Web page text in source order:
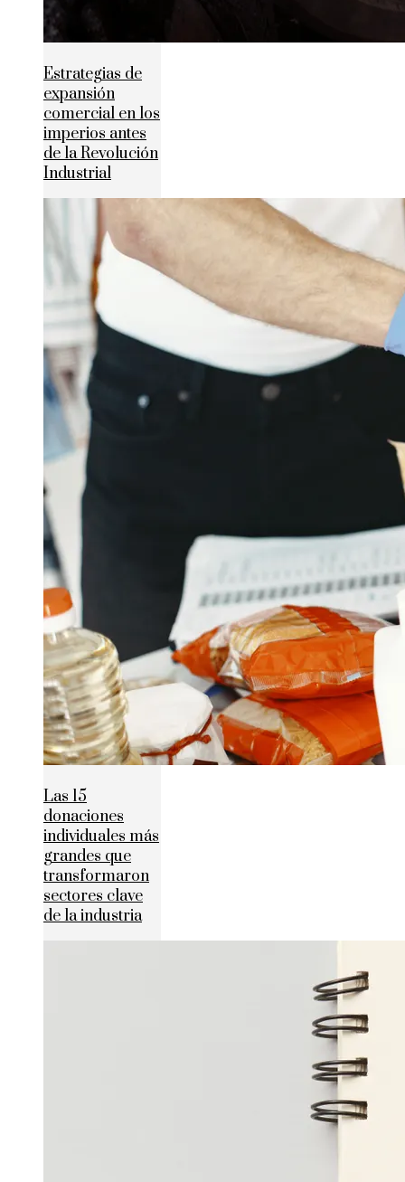
Estrategias de
expansión
comercial en los
imperios antes
de la Revolución
Industrial
Las 15
donaciones
individuales más
grandes que
transformaron
sectores clave
de la industria